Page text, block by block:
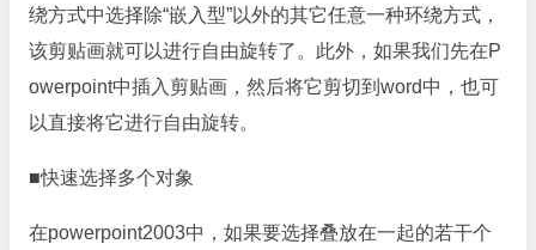
绕方式中选择除“嵌入型”以外的其它任意一种环绕方式，
该剪贴画就可以进行自由旋转了。此外，如果我们先在P
owerpoint中插入剪贴画，然后将它剪切到word中，也可
以直接将它进行自由旋转。
■快速选择多个对象
在powerpoint2003中，如果要选择叠放在一起的若干个